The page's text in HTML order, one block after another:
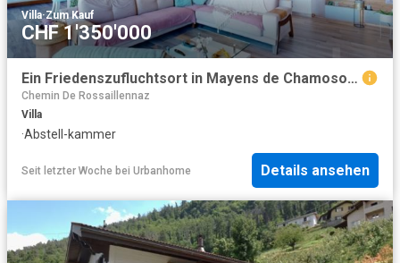
Villa·Zum Kauf
CHF 1'350'000
Ein Friedenszufluchtsort in Mayens de Chamoson Natur, Sonne und Panorama
Chemin De Rossaillennaz
Villa
·Abstell-kammer
Seit letzter Woche bei Urbanhome Details ansehen